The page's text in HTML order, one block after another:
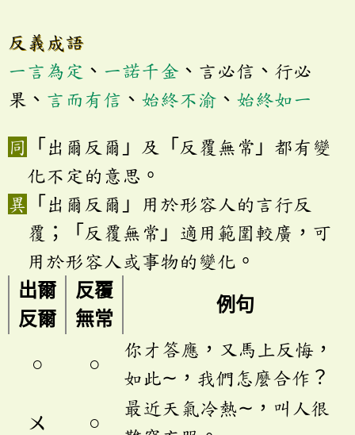
反義成語
一言為定 、 一諾千金 、言必信、行必
果、 言而有信 、 始終不渝 、 始終如一
「出爾反爾」及「反覆無常」都有變
化不定的意思。
「出爾反爾」用於形容人的言行反
覆；「反覆無常」適用範圍較廣，可
用於形容人或事物的變化。
出爾
反爾
反覆
無常
例句
○ ○
你才答應，又馬上反悔，
如此∼，我們怎麼合作？
ㄨ ○
最近天氣冷熱∼，叫人很